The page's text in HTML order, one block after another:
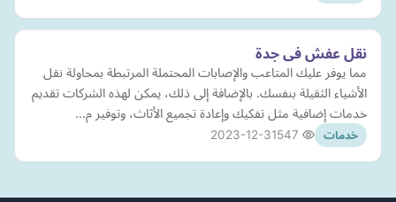
نقل عفش فى جدة
مما يوفر عليك المتاعب والإصابات المحتملة المرتبطة بمحاولة نقل
الأشياء الثقيلة بنفسك. بالإضافة إلى ذلك، يمكن لهذه الشركات تقديم
خدمات إضافية مثل تفكيك وإعادة تجميع الأثاث، وتوفير م…
خدمات 2023-12-31